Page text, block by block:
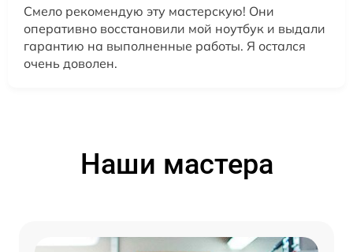
Смело рекомендую эту мастерскую! Они
оперативно восстановили мой ноутбук и выдали
гарантию на выполненные работы. Я остался
очень доволен.
Наши мастера